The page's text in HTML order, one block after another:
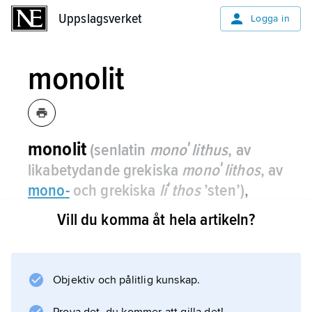
Uppslagsverket Logga in
monolit
monolit (senlatin monoʹlithus, av
likabetydande grekiska monoʹlithos, av
mono-och grekiska liʹthos’sten’),
monolitkrets
benämning på en
elektronisk krets där alla
samma kristall.
En annan typ av integrerad krets är
Vill du komma åt hela artikeln?
Objektiv och pålitlig kunskap.